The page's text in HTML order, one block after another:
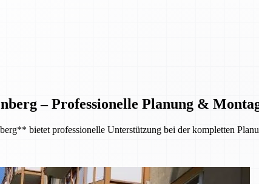
– Professionelle Planung &
bietet professionelle Unterstützung bei der kompletten